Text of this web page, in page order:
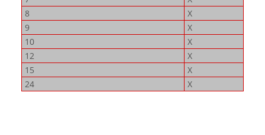
8
X
9
X
10
X
12
X
15
X
24
X